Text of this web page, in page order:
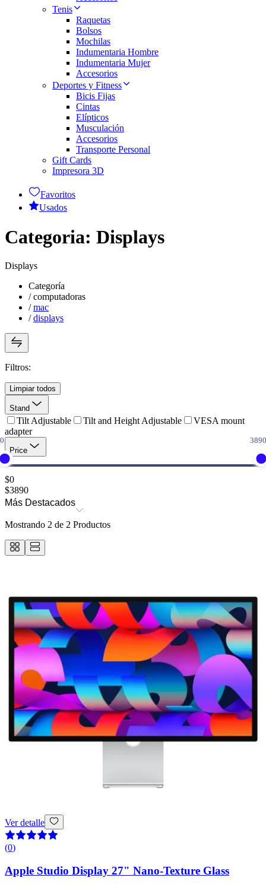
Tenis
Raquetas
Bolsos
Mochilas
Indumentaria Hombre
Indumentaria Mujer
Accesorios
Deportes y Fitness
Bicis Fijas
Cintas
Elípticos
Musculación
Accesorios
Transporte Personal
Gift Cards
Impresora 3D
Favoritos
Usados
Categoria: Displays
Displays
Categoría
/computadoras
/mac
/displays
Filtros:
Limpiar todos
Stand
Tilt Adjustable Tilt and Height Adjustable
VESA mount
adapter
Price
$0
$3890
Más Destacados
Mostrando 2 de 2 Productos
Ver detalle
(0)
Apple Studio Display 27" Nano-Texture Glass